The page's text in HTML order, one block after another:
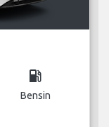
local_gas_station
Bensin